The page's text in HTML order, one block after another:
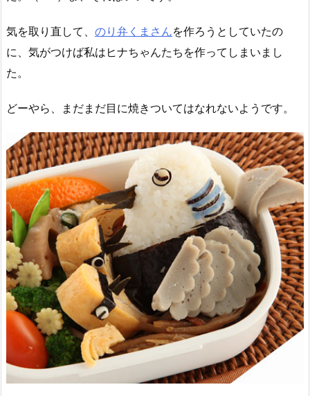
気を取り直して、 のり弁くまさんを作ろうとしていたの
に、気がつけば私はヒナちゃんたちを作ってしまいまし
た。
どーやら、まだまだ目に焼きついてはなれないようです。